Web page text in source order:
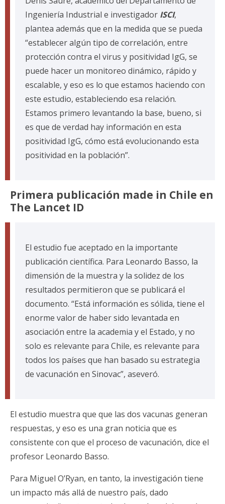
Ingeniería Industrial e investigador ISCI,
plantea además que en la medida que se pueda
“establecer algún tipo de correlación, entre
protección contra el virus y positividad IgG, se
puede hacer un monitoreo dinámico, rápido y
escalable, y eso es lo que estamos haciendo con
este estudio, estableciendo esa relación.
Estamos primero levantando la base, bueno, si
es que de verdad hay información en esta
positividad IgG, cómo está evolucionando esta
positividad en la población”.
Primera publicación made in Chile en
The Lancet ID
El estudio fue aceptado en la importante
publicación científica. Para Leonardo Basso, la
dimensión de la muestra y la solidez de los
resultados permitieron que se publicará el
documento. “Está información es sólida, tiene el
enorme valor de haber sido levantada en
asociación entre la academia y el Estado, y no
solo es relevante para Chile, es relevante para
todos los países que han basado su estrategia
de vacunación en Sinovac”, aseveró.
El estudio muestra que que las dos vacunas generan
respuestas, y eso es una gran noticia que es
consistente con que el proceso de vacunación, dice el
profesor Leonardo Basso.
Para Miguel O’Ryan, en tanto, la investigación tiene
un impacto más allá de nuestro país, dado